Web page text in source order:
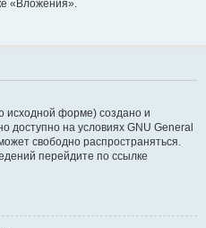
«Вложения».
исходной форме) создано и
доступно на условиях GNU General
свободно распространяться.
перейдите по ссылке